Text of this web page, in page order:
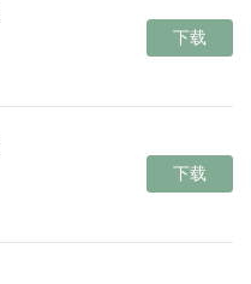
下载
下载